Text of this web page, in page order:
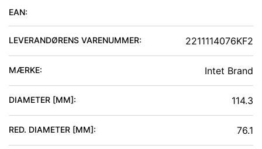
EAN:
LEVERANDØRENS VARENUMMER: 2211114076KF2
MÆRKE: Intet Brand
DIAMETER [MM]: 114.3
RED. DIAMETER [MM]: 76.1